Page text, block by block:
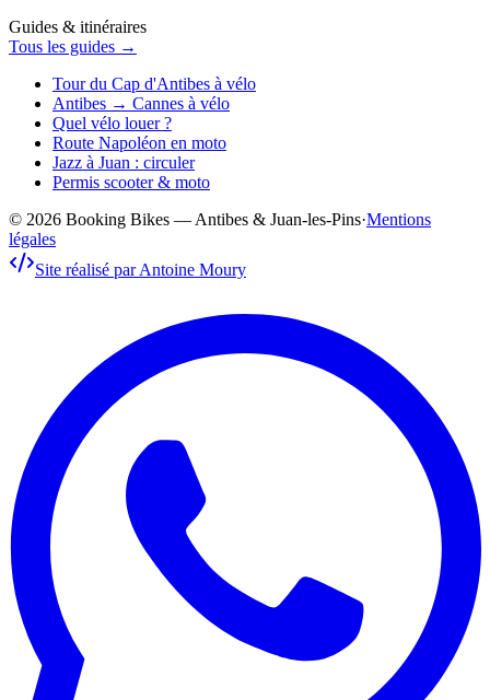
Guides & itinéraires
Tous les guides →
Tour du Cap d'Antibes à vélo
Antibes → Cannes à vélo
Quel vélo louer ?
Route Napoléon en moto
Jazz à Juan : circuler
Permis scooter & moto
© 2026 Booking Bikes — Antibes & Juan-les-Pins·Mentions
légales
Site réalisé par Antoine Moury